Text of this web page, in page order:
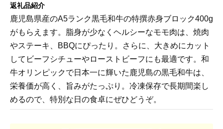
返礼品紹介
鹿児島県産のA5ランク黒毛和牛の特撰赤身ブロック400g
がもらえます。脂身が少なくヘルシーなモモ肉は、焼肉
やステーキ、BBQにぴったり。さらに、大きめにカット
してビーフシチューやローストビーフにも最適です。和
牛オリンピックで日本一に輝いた鹿児島の黒毛和牛は、
栄養価が高く、旨みがたっぷり。冷凍保存で長期間楽し
めるので、特別な日の食卓にぜひどうぞ。